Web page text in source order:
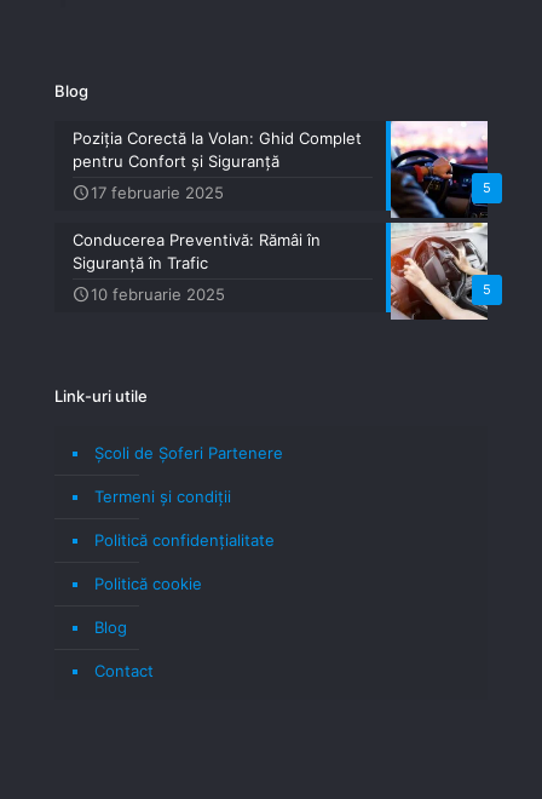
Blog
5
Poziția Corectă la Volan: Ghid Complet
pentru Confort și Siguranță
17 februarie 2025
5
Conducerea Preventivă: Rămâi în
Siguranță în Trafic
10 februarie 2025
Link-uri utile
Școli de Șoferi Partenere
Termeni şi condiţii
Politică confidenţialitate
Politică cookie
Blog
Contact